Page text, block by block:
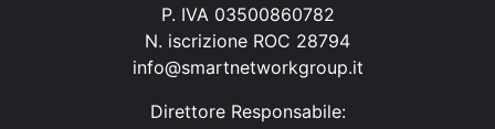
P. IVA 03500860782
N. iscrizione ROC 28794
info@smartnetworkgroup.it
Direttore Responsabile: